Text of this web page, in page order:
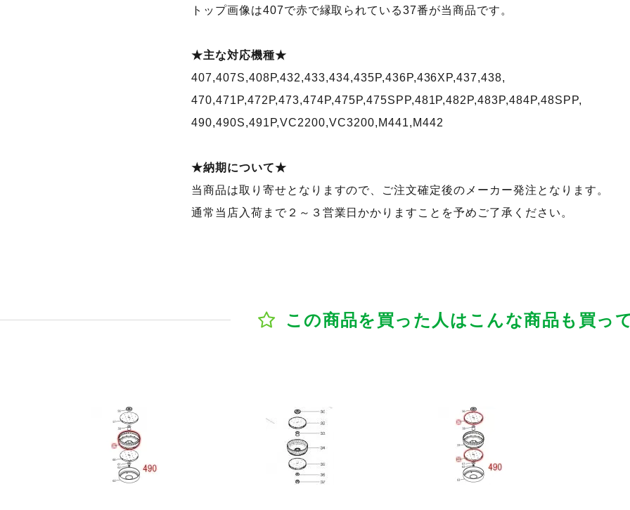
トップ画像は407で赤で縁取られている37番が当商品です。
★主な対応機種★
407,407S,408P,432,433,434,435P,436P,436XP,437,438,
470,471P,472P,473,474P,475P,475SPP,481P,482P,483P,484P,48SPP,
490,490S,491P,VC2200,VC3200,M441,M442
★納期について★
当商品は取り寄せとなりますので、ご注文確定後のメーカー発注となります。
通常当店入荷まで２～３営業日かかりますことを予めご了承ください。
この商品を買った人はこんな商品も買っ